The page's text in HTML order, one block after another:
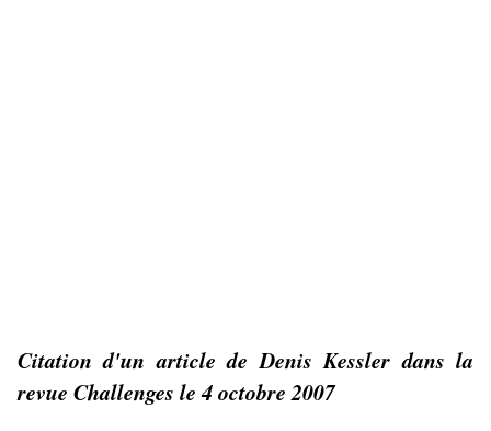
Citation d'un article de Denis Kessler dans la
revue Challenges le 4 octobre 2007